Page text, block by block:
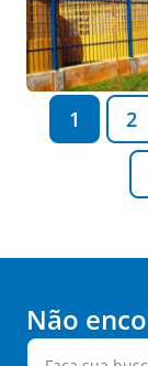
1 2
Não